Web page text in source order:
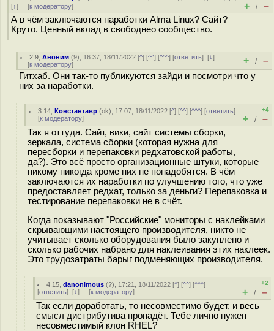
[↑] [к модератору] + / –
А в чём заключаются наработки Alma Linux? Сайт?
Круто. Ценный вклад в свободнео сообщество.
2.9 ,Аноним (9), 16:37, 18/11/2022 [^] [^^] [^^^] [ответить][↓]
[к модератору] + / –
Гитхаб. Они так-то публикуются зайди и посмотри что у
них за наработки.
3.14 ,Константавр (ok), 17:07, 18/11/2022 [^] [^^] [^^^] [ответить]
[к модератору]
+4
+ / –
Так я оттуда. Сайт, вики, сайт системы сборки,
зеркала, система сборки (которая нужна для
пересборки и перепаковки редхатовской работы,
да?). Это всё просто организационные штуки, которые
никому никогда кроме них не понадобятся. В чём
заключаются их наработки по улучшению того, что уже
предоставляет редхат, только за деньги? Перепаковка и
тестирование перепаковки не в счёт.
Когда показывают "Российские" мониторы с наклейками
скрывающими настоящего производителя, никто не
учитывает сколько оборудования было закуплено и
сколько рабочих набрано для наклеивания этих наклеек.
Это трудозатраты барыг подменяющих производителя.
4.15 ,danonimous (?), 17:21, 18/11/2022 [^] [^^] [^^^]
[ответить] [↓] [к модератору]
+2
+ / –
Так если доработать, то несовместимо будет, и весь
смысл дистрибутива пропадёт. Тебе лично нужен
несовместимый клон RHEL?